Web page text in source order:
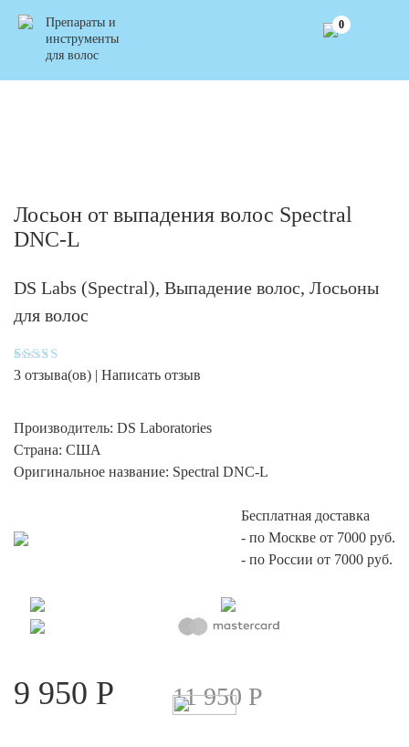
Препараты и
инструменты
для волос
0
Лосьон от выпадения волос Spectral
DNC-L
DS Labs (Spectral), Выпадение волос, Лосьоны
для волос
Рейтинг
из 5
3
пользоват
елей
3 отзыва(ов) | Написать отзыв
Производитель: DS Laboratories
Страна: США
Оригинальное название: Spectral DNC-L
Бесплатная доставка
- по Москве от 7000 руб.
- по России от 7000 руб.
9 950 Р 11 950 Р